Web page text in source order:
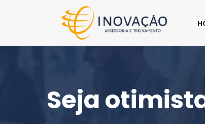
Cel/whatsapp : (19) 98129-9963
Seja